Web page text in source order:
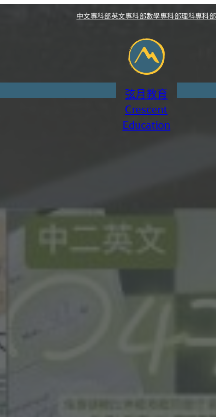
中文專科部英文專科部數學專科部理科專科部
弦月教育
Crescent
Education